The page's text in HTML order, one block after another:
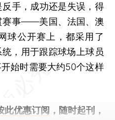
手，成功还是失误，得
赛事——美国、法国、澳
球公开赛上，都采用了
，用于跟踪球场上球员
始时需要大约50个这样
此优惠订阅 ，随时起刊，